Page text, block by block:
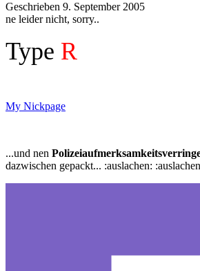
Geschrieben 9. September 2005
ne leider nicht, sorry..
Type R
My Nickpage
...und nen
dazwischen gepackt... :auslachen: